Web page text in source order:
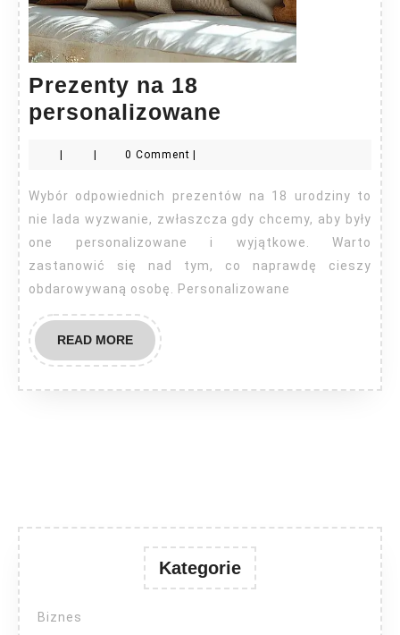
Prezenty na 18
personalizowane
0 Comment
Wybór odpowiednich prezentów na 18 urodziny to
nie lada wyzwanie, zwłaszcza gdy chcemy, aby były
one personalizowane i wyjątkowe. Warto
zastanowić się nad tym, co naprawdę cieszy
obdarowywaną osobę. Personalizowane
READ MOREREAD
MORE
Kategorie
Biznes